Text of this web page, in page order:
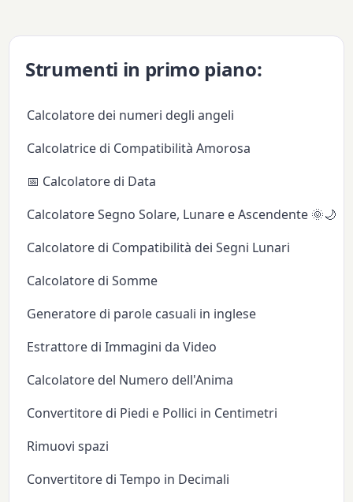
Strumenti in primo piano:
Calcolatore dei numeri degli angeli
Calcolatrice di Compatibilità Amorosa
📅 Calcolatore di Data
Calcolatore Segno Solare, Lunare e Ascendente 🌞🌙✨
Calcolatore di Compatibilità dei Segni Lunari
Calcolatore di Somme
Generatore di parole casuali in inglese
Estrattore di Immagini da Video
Calcolatore del Numero dell'Anima
Convertitore di Piedi e Pollici in Centimetri
Rimuovi spazi
Convertitore di Tempo in Decimali